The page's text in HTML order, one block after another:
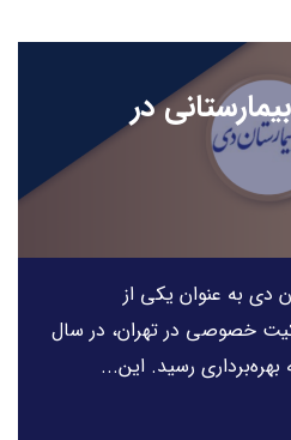
در
دی به عنوان یکی از
خصوصی در تهران، در سال